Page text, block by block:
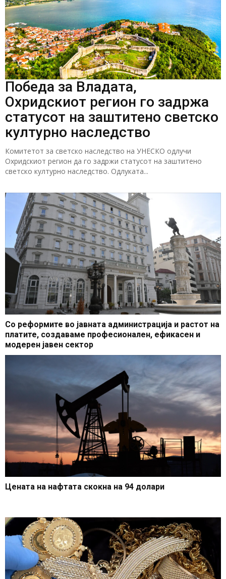
Победа за Владата,
Охридскиот регион го задржа
статусот на заштитено светско
културно наследство
Комитетот за светско наследство на УНЕСКО одлучи
Охридскиот регион да го задржи статусот на заштитено
светско културно наследство. Одлуката...
Со реформите во јавната администрација и растот на
платите, создаваме професионален, ефикасен и
модерен јавен сектор
Цената на нафтата скокна на 94 долари